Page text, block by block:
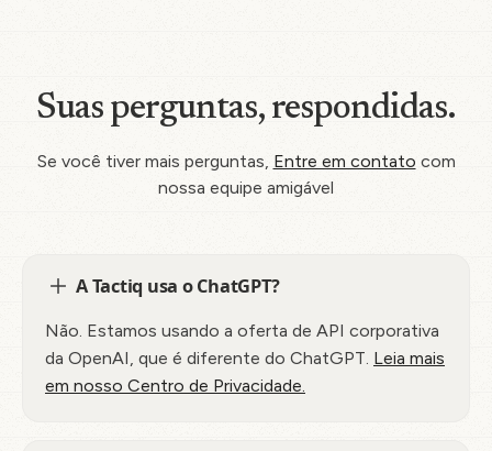
Suas perguntas, respondidas.
Se você tiver mais perguntas, Entre em contato com
nossa equipe amigável
A Tactiq usa o ChatGPT?
Não. Estamos usando a oferta de API corporativa
da OpenAI, que é diferente do ChatGPT. Leia mais
em nosso Centro de Privacidade.